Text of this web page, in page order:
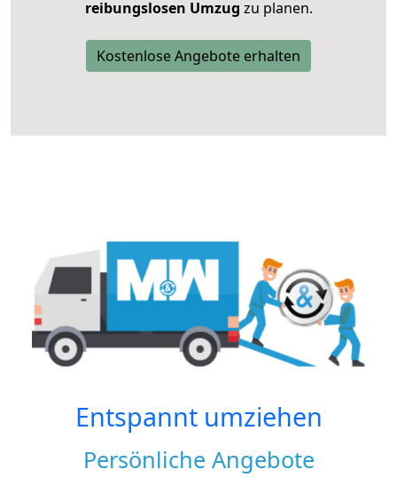
reibungslosen Umzug zu planen.
Kostenlose Angebote erhalten
Entspannt umziehen
Persönliche Angebote